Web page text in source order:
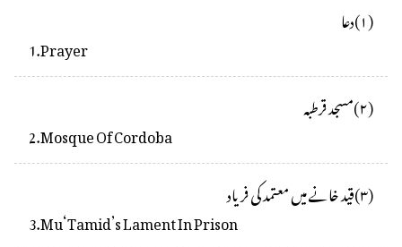
(۱)دعا
1.Prayer
(۲)مسجد قرطبہ
2.Mosque Of Cordoba
(۳)قید خانے میں معتمد کی فریاد
3.Mu‘Tamid’s Lament In Prison